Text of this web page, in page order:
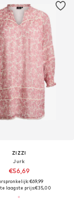
ZIZZI
Jurk
€56,69
€69,99
laagste prijs:€35,00